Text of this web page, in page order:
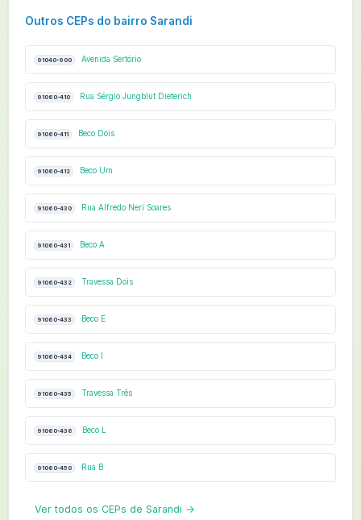
Outros CEPs do bairro Sarandi
91040-900 Avenida Sertório
91060-410 Rua Sérgio Jungblut Dieterich
91060-411 Beco Dois
91060-412 Beco Um
91060-430 Rua Alfredo Neri Soares
91060-431 Beco A
91060-432 Travessa Dois
91060-433 Beco E
91060-434 Beco I
91060-435 Travessa Três
91060-436 Beco L
91060-450 Rua B
Ver todos os CEPs de Sarandi →